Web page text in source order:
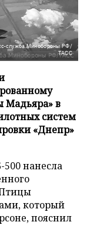
служба Минобороны РФ/
ТАСС
Мадьяра» в
систем
«Днепр»
нанесла
который
пояснил